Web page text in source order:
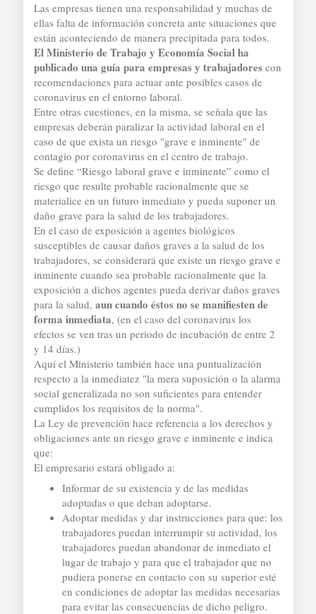
Las empresas tienen una responsabilidad y muchas de
ellas falta de información concreta ante situaciones que
están aconteciendo de manera precipitada para todos.
El Ministerio de Trabajo y Economía Social ha
publicado una guía para empresas y trabajadores con
recomendaciones para actuar ante posibles casos de
coronavirus en el entorno laboral.
Entre otras cuestiones, en la misma, se señala que las
empresas deberán paralizar la actividad laboral en el
caso de que exista un riesgo "grave e inminente" de
contagio por coronavirus en el centro de trabajo.
Se define “Riesgo laboral grave e inminente” como el
riesgo que resulte probable racionalmente que se
materialice en un futuro inmediato y pueda suponer un
daño grave para la salud de los trabajadores.
En el caso de exposición a agentes biológicos
susceptibles de causar daños graves a la salud de los
trabajadores, se considerará que existe un riesgo grave e
inminente cuando sea probable racionalmente que la
exposición a dichos agentes pueda derivar daños graves
para la salud, aun cuando éstos no se manifiesten de
forma inmediata, (en el caso del coronavirus los
efectos se ven tras un periodo de incubación de entre 2
y 14 días.)
Aquí el Ministerio también hace una puntualización
respecto a la inmediatez "la mera suposición o la alarma
social generalizada no son suficientes para entender
cumplidos los requisitos de la norma".
La Ley de prevención hace referencia a los derechos y
obligaciones ante un riesgo grave e inminente e indica
que:
El empresario estará obligado a:
Informar de su existencia y de las medidas
adoptadas o que deban adoptarse.
Adoptar medidas y dar instrucciones para que: los
trabajadores puedan interrumpir su actividad, los
trabajadores puedan abandonar de inmediato el
lugar de trabajo y para que el trabajador que no
pudiera ponerse en contacto con su superior esté
en condiciones de adoptar las medidas necesarias
para evitar las consecuencias de dicho peligro.